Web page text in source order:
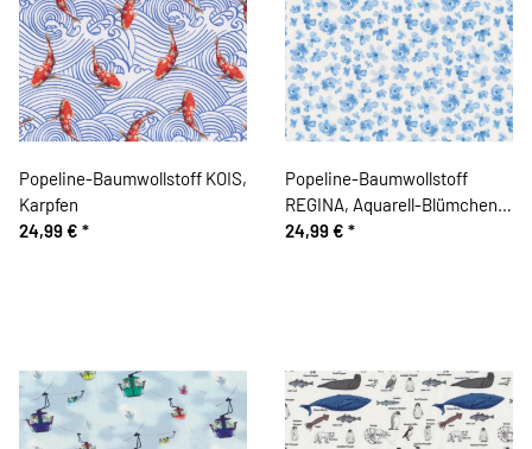
Popeline-Baumwollstoff KOIS,
Karpfen
24,99 € *
Popeline-Baumwollstoff
REGINA, Aquarell-Blümchen,
blau
24,99 € *